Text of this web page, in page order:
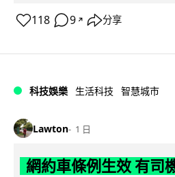
118 9 ↗ 分享
科技娛樂 生活科技 智慧城市
Lawton 1 日
網約車條例生效 有司